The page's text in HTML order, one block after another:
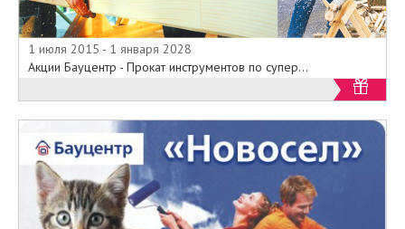
1 июля 2015 - 1 января 2028
Акции Бауцентр - Прокат инструментов по супер...